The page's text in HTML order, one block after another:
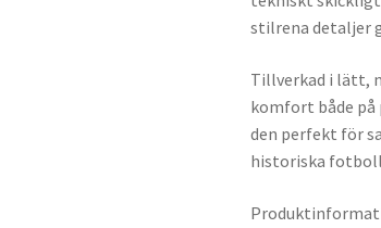
stilrena detaljer
Tillverkad i lätt,
komfort både på
den perfekt för
historiska